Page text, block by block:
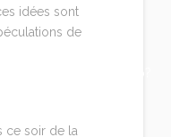
idées sont
de
ce soir de la